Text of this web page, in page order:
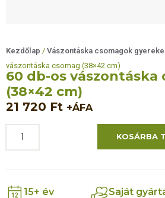
Kezdőlap / Vászontáska csomagok
vászontáska csomag (38×42 cm)
60 db-os vászontáska
(38×42 cm)
21 720 Ft +ÁFA
KOSÁRBA
15+ év
Saját